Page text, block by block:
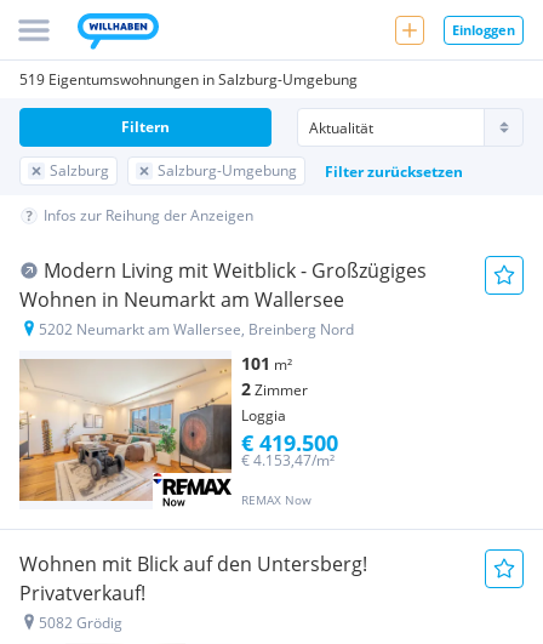
Einloggen
519 Eigentumswohnungen in Salzburg-Umgebung
Salzburg Salzburg-Umgebung Filter zurücksetzen
Filtern
Infos zur Reihung der Anzeigen
Modern Living mit Weitblick - Großzügiges
Wohnen in Neumarkt am Wallersee
5202 Neumarkt am Wallersee, Breinberg Nord
101 m²
2Zimmer
Loggia
REMAX Now
€ 4.153,47/m²
€ 419.500
Wohnen mit Blick auf den Untersberg!
Privatverkauf!
5082 Grödig